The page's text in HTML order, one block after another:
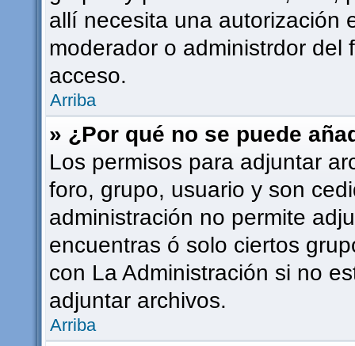
allí necesita una autorización
moderador o administrdor
acceso.
Arriba
» ¿Por qué no se puede
Los permisos para adjuntar
foro, grupo, usuario y son
administración no permite
encuentras ó solo ciertos
con La Administración si no
adjuntar archivos.
Arriba